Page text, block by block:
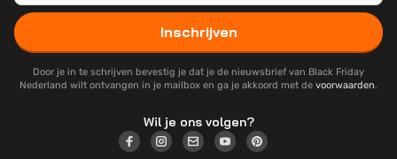
Inschrijven
Door je in te schrijven bevestig je dat je de nieuwsbrief van Black Friday
Nederland wilt ontvangen in je mailbox en ga je akkoord met de voorwaarden.
Wil je ons volgen?